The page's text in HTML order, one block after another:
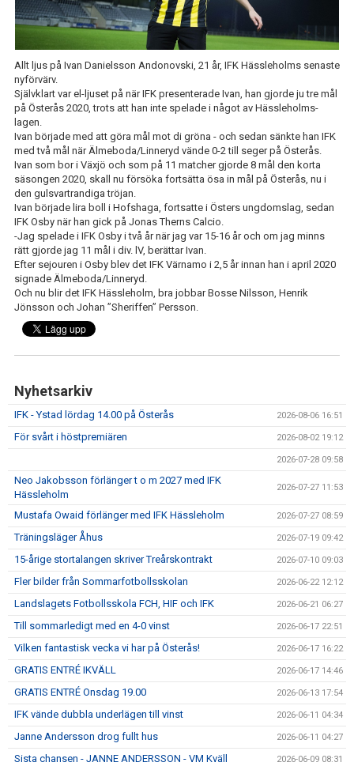
IFK GER TILLBAKA
50/50 LOTTERIET
IFK TIPSET 2026
VM-TIPSET 2026
Allt ljus på Ivan Danielsson Andonovski, 21 år, IFK Hässleholms senaste
nyförvärv.
Självklart var el-ljuset på när IFK presenterade Ivan, han gjorde ju tre mål
på Österås 2020, trots att han inte spelade i något av Hässleholms-
lagen.
Ivan började med att göra mål mot di gröna - och sedan sänkte han IFK
med två mål när Älmeboda/Linneryd vände 0-2 till seger på Österås.
Ivan som bor i Växjö och som på 11 matcher gjorde 8 mål den korta
säsongen 2020, skall nu försöka fortsätta ösa in mål på Österås, nu i
den gulsvartrandiga tröjan.
Ivan började lira boll i Hofshaga, fortsatte i Östers ungdomslag, sedan
IFK Osby när han gick på Jonas Therns Calcio.
-Jag spelade i IFK Osby i två år när jag var 15-16 år och om jag minns
rätt gjorde jag 11 mål i div. lV, berättar Ivan.
Efter sejouren i Osby blev det IFK Värnamo i 2,5 år innan han i april 2020
signade Älmeboda/Linneryd.
Och nu blir det IFK Hässleholm, bra jobbar Bosse Nilsson, Henrik
Jönsson och Johan ”Sheriffen” Persson.
Nyhetsarkiv
IFK - Ystad lördag 14.00 på Österås 2026-08-06 16:51
För svårt i höstpremiären 2026-08-02 19:12
2026-07-28 09:58
Neo Jakobsson förlänger t o m 2027 med IFK
Hässleholm
2026-07-27 11:53
Mustafa Owaid förlänger med IFK Hässleholm 2026-07-27 08:59
Träningsläger Åhus 2026-07-19 09:42
15-årige stortalangen skriver Treårskontrakt 2026-07-10 09:03
Fler bilder från Sommarfotbollsskolan 2026-06-22 12:12
Landslagets Fotbollsskola FCH, HIF och IFK 2026-06-21 06:27
Till sommarledigt med en 4-0 vinst 2026-06-17 22:51
Vilken fantastisk vecka vi har på Österås! 2026-06-17 16:22
GRATIS ENTRÉ IKVÄLL 2026-06-17 14:46
GRATIS ENTRÉ Onsdag 19.00 2026-06-13 17:54
IFK vände dubbla underlägen till vinst 2026-06-11 04:34
Janne Andersson drog fullt hus 2026-06-11 04:27
Sista chansen - JANNE ANDERSSON - VM Kväll 2026-06-09 08:31